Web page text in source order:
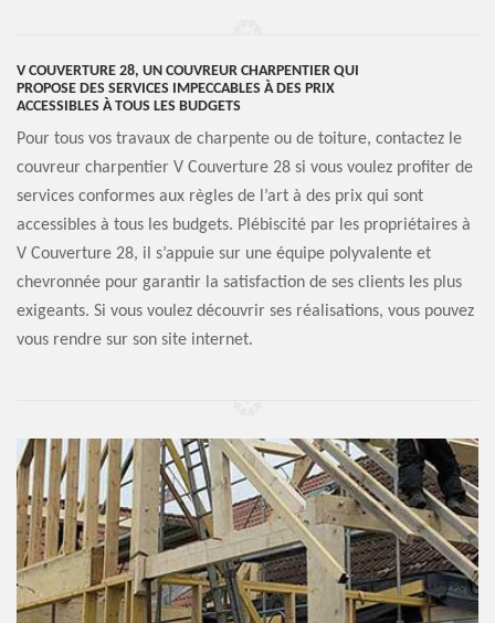
V COUVERTURE 28, UN COUVREUR CHARPENTIER QUI
PROPOSE DES SERVICES IMPECCABLES À DES PRIX
ACCESSIBLES À TOUS LES BUDGETS
Pour tous vos travaux de charpente ou de toiture, contactez le
couvreur charpentier V Couverture 28 si vous voulez profiter de
services conformes aux règles de l’art à des prix qui sont
accessibles à tous les budgets. Plébiscité par les propriétaires à
V Couverture 28, il s’appuie sur une équipe polyvalente et
chevronnée pour garantir la satisfaction de ses clients les plus
exigeants. Si vous voulez découvrir ses réalisations, vous pouvez
vous rendre sur son site internet.